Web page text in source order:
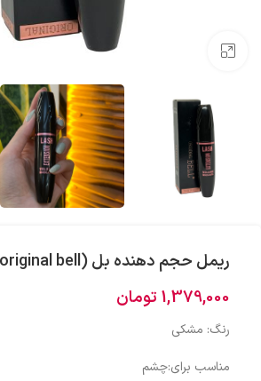
ریمل حجم دهنده بل (original bell)
1,379,000 تومان
رنگ: مشکی
مناسب برای:چشم